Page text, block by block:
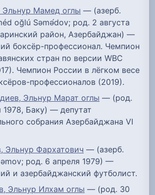
Мамед оглы — (азерб.
oğlú Səmə́dov; род. 2 августа
район, Азербайджан) —
боксёр-профессионал. Чемпион
стран по версии WBC
Чемпион России в лёгком весе
профессионалов (2019).
Эльнур Марат оглы — (род.
1978, Баку) — депутат
собрания Азербайджана VI
Эльнур Фархатович — (азерб.
род. 6 апреля 1979) —
и азербайджанский футболист.
Эльнур Илхам оглы — (род. 30